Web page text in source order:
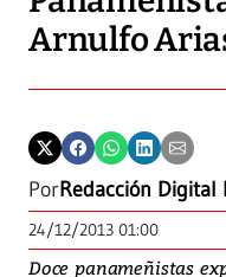
Arnulfo
PorRedacción Digital
24/12/2013 01:00
Doce panameñistas